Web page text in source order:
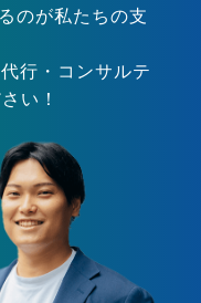
のが私たちの支
行・コンサルテ
い！